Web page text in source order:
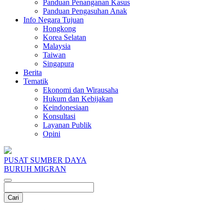
Panduan Penanganan Kasus
Panduan Pengasuhan Anak
Info Negara Tujuan
Hongkong
Korea Selatan
Malaysia
Taiwan
Singapura
Berita
Tematik
Ekonomi dan Wirausaha
Hukum dan Kebijakan
Keindonesiaan
Konsultasi
Layanan Publik
Opini
PUSAT SUMBER DAYA
BURUH MIGRAN